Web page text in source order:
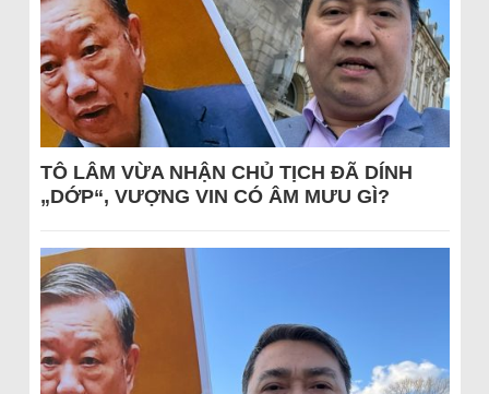
TÔ LÂM VỪA NHẬN CHỦ TỊCH ĐÃ DÍNH
„DỚP“, VƯỢNG VIN CÓ ÂM MƯU GÌ?